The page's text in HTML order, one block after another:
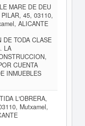
MARE DE DEU
PILAR, 45, 03110,
ALICANTE
DE TODA CLASE
LA
CUENTA
INMUEBLES
L'OBRERA,
Mutxamel,